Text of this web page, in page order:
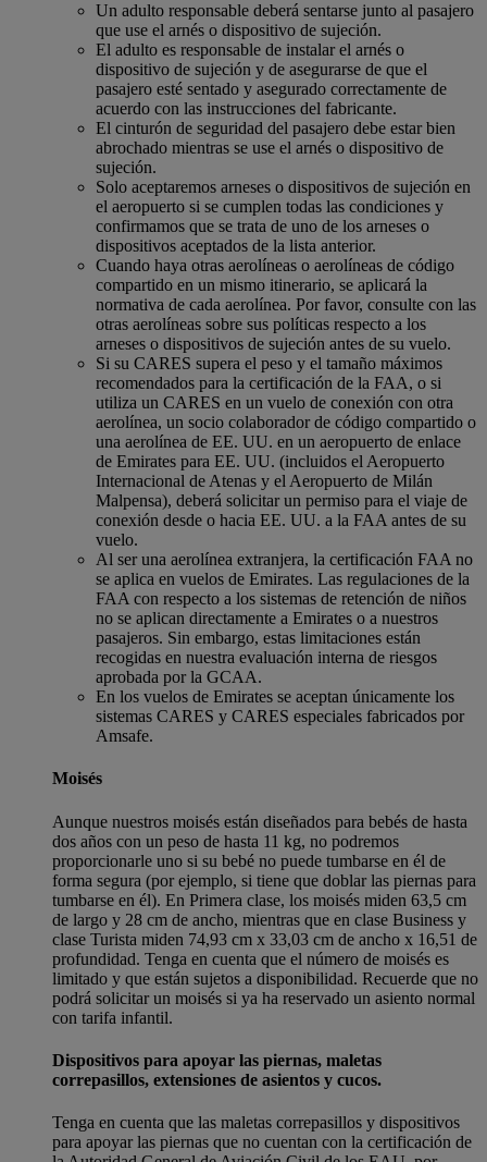
Un adulto responsable deberá sentarse junto al pasajero
que use el arnés o dispositivo de sujeción.
El adulto es responsable de instalar el arnés o
dispositivo de sujeción y de asegurarse de que el
pasajero esté sentado y asegurado correctamente de
acuerdo con las instrucciones del fabricante.
El cinturón de seguridad del pasajero debe estar bien
abrochado mientras se use el arnés o dispositivo de
sujeción.
Solo aceptaremos arneses o dispositivos de sujeción en
el aeropuerto si se cumplen todas las condiciones y
confirmamos que se trata de uno de los arneses o
dispositivos aceptados de la lista anterior.
Cuando haya otras aerolíneas o aerolíneas de código
compartido en un mismo itinerario, se aplicará la
normativa de cada aerolínea. Por favor, consulte con las
otras aerolíneas sobre sus políticas respecto a los
arneses o dispositivos de sujeción antes de su vuelo.
Si su CARES supera el peso y el tamaño máximos
recomendados para la certificación de la FAA, o si
utiliza un CARES en un vuelo de conexión con otra
aerolínea, un socio colaborador de código compartido o
una aerolínea de EE. UU. en un aeropuerto de enlace
de Emirates para EE. UU. (incluidos el Aeropuerto
Internacional de Atenas y el Aeropuerto de Milán
Malpensa), deberá solicitar un permiso para el viaje de
conexión desde o hacia EE. UU. a la FAA antes de su
vuelo.
Al ser una aerolínea extranjera, la certificación FAA no
se aplica en vuelos de Emirates. Las regulaciones de la
FAA con respecto a los sistemas de retención de niños
no se aplican directamente a Emirates o a nuestros
pasajeros. Sin embargo, estas limitaciones están
recogidas en nuestra evaluación interna de riesgos
aprobada por la GCAA.
En los vuelos de Emirates se aceptan únicamente los
sistemas CARES y CARES especiales fabricados por
Amsafe.
Moisés
Aunque nuestros moisés están diseñados para bebés de hasta
dos años con un peso de hasta 11 kg, no podremos
proporcionarle uno si su bebé no puede tumbarse en él de
forma segura (por ejemplo, si tiene que doblar las piernas para
tumbarse en él). En Primera clase, los moisés miden 63,5 cm
de largo y 28 cm de ancho, mientras que en clase Business y
clase Turista miden 74,93 cm x 33,03 cm de ancho x 16,51 de
profundidad. Tenga en cuenta que el número de moisés es
limitado y que están sujetos a disponibilidad. Recuerde que no
podrá solicitar un moisés si ya ha reservado un asiento normal
con tarifa infantil.
Dispositivos para apoyar las piernas, maletas
correpasillos, extensiones de asientos y cucos.
Tenga en cuenta que las maletas correpasillos y dispositivos
para apoyar las piernas que no cuentan con la certificación de